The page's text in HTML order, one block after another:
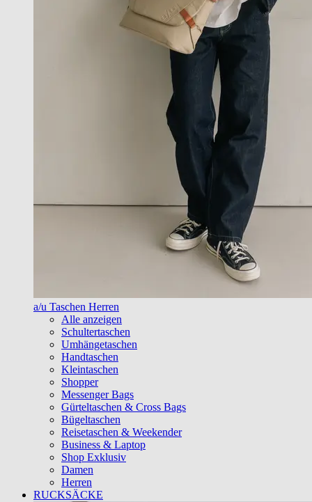
a/u Taschen Herren
Alle anzeigen
Schultertaschen
Umhängetaschen
Handtaschen
Kleintaschen
Shopper
Messenger Bags
Gürteltaschen & Cross Bags
Bügeltaschen
Reisetaschen & Weekender
Business & Laptop
Shop Exklusiv
Damen
Herren
RUCKSÄCKE